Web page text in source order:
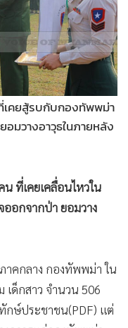
มวางอาวุธในภายหลัง
ที่เคยเคลื่อนไหวใน
คกลาง กองทัพพม่า ใน